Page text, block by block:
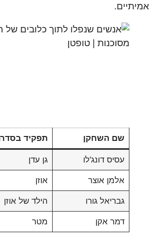
אמיתיים.
שם השחקן תפקיד
עסיס דונג'לו גן עדן
אלמן אוצר אוזן
גבריאל גורו הילד של אוזן
דמר אקן מטר